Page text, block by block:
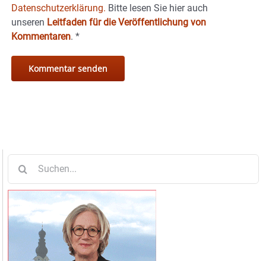
Datenschutzerklärung. Bitte lesen Sie hier auch
unseren Leitfaden für die Veröffentlichung von
Kommentaren. *
nach: